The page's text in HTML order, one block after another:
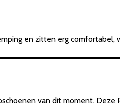
en zitten erg comfortabel,
van dit moment. Deze